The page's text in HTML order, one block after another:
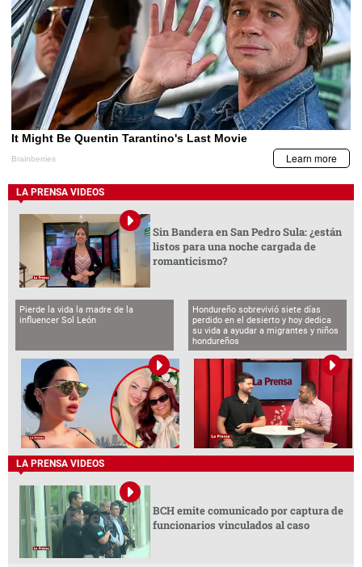
LA PRENSA VIDEOS
Sin Bandera en San Pedro Sula: ¿están
listos para una noche cargada de
romanticismo?
Pierde la vida la madre de la
influencer Sol León
Hondureño sobrevivió siete días
perdido en el desierto y hoy dedica
su vida a ayudar a migrantes y niños
hondureños
LA PRENSA VIDEOS
BCH emite comunicado por captura de
funcionarios vinculados al caso